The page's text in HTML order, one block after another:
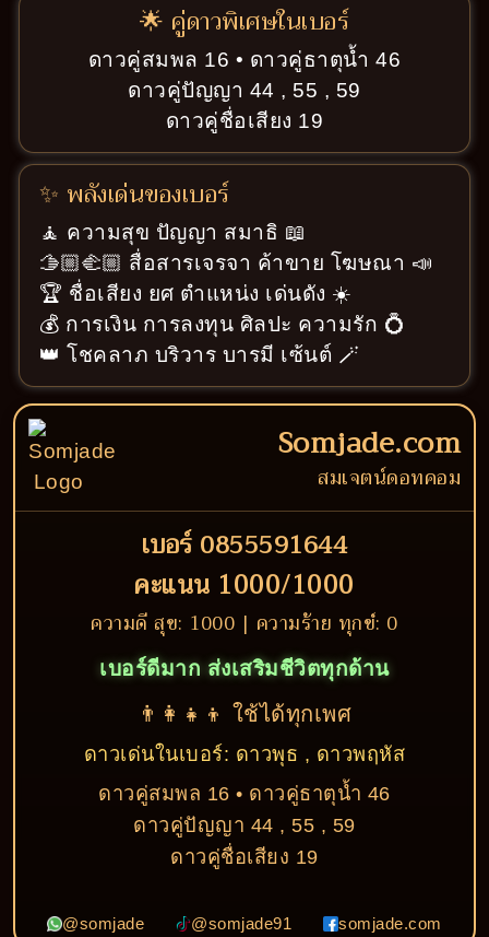
🌟 คู่ดาวพิเศษในเบอร์
ดาวคู่สมพล 16 • ดาวคู่ธาตุน้ำ 46
ดาวคู่ปัญญา 44 , 55 , 59
ดาวคู่ชื่อเสียง 19
✨ พลังเด่นของเบอร์
🧘 ความสุข ปัญญา สมาธิ 📖
🫱🏼‍🫲🏼 สื่อสารเจรจา ค้าขาย โฆษณา 📣
🏆 ชื่อเสียง ยศ ตำแหน่ง เด่นดัง ☀️
💰 การเงิน การลงทุน ศิลปะ ความรัก 💍
👑 โชคลาภ บริวาร บารมี เซ้นต์ 🪄
Somjade.com
สมเจตน์ดอทคอม
เบอร์ 0855591644
คะแนน 1000/1000
ความดี สุข: 1000 | ความร้าย ทุกข์: 0
เบอร์ดีมาก ส่งเสริมชีวิตทุกด้าน
👨‍👩‍👧‍👦 ใช้ได้ทุกเพศ
ดาวเด่นในเบอร์: ดาวพุธ , ดาวพฤหัส
ดาวคู่สมพล 16 • ดาวคู่ธาตุน้ำ 46
ดาวคู่ปัญญา 44 , 55 , 59
ดาวคู่ชื่อเสียง 19
@somjade @somjade91 somjade.com